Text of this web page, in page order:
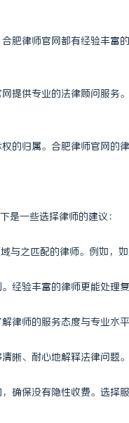
肥律师官网都有经验丰富
提供专业的法律顾问服务
的归属。合肥律师官网的
是一些选择律师的建议：
与之匹配的律师。例如，
经验丰富的律师更能处理
律师的服务态度与专业水平
晰、耐心地解释法律问题
确保没有隐性收费。选择